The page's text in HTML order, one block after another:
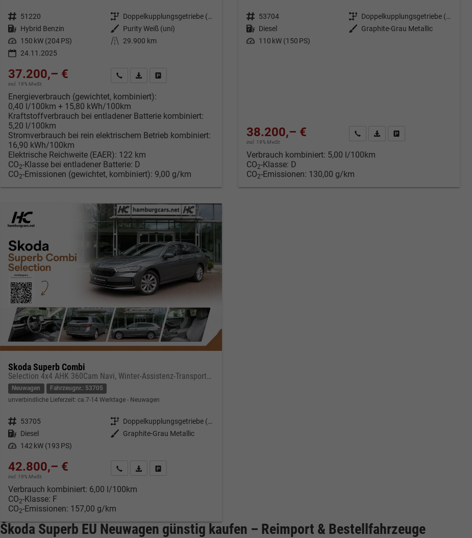
Fahrzeugnr. 51220 Getriebe
Doppelkupplungsgetriebe (DSG)
Kraftstoff Hybrid Benzin Außenfarbe Purity Weiß (uni)
Leistung 150 kW (204 PS) Kilometerstand
29.900 km
24.11.2025
37.200,– €
incl. 19% MwSt.
Kontakt & Angebot anfordern
PDF-Datei, Fahrzeugexposé drucken
Energieverbrauch (gewichtet, kombiniert):
0,40 l/100km + 15,80 kWh/100km
Kraftstoffverbrauch bei entladener Batterie kombiniert:
5,20 l/100km
Stromverbrauch bei rein elektrischem Betrieb kombiniert:
16,90 kWh/100km
Elektrische Reichweite (EAER): 122 km
CO2-Klasse bei entladener Batterie: D
CO2-Emissionen (gewichtet, kombiniert): 9,00 g/km
Fahrzeugnr. 53704 Getriebe
Doppelkupplungsgetriebe (DSG)
Kraftstoff Diesel Außenfarbe Graphite-Grau Metallic
Leistung 110 kW (150 PS)
38.200,– €
incl. 19% MwSt.
Kontakt & Angebot anfordern
PDF-Datei, Fahrzeugexposé
Fahrzeug merken/Expose
Verbrauch kombiniert: 5,00 l/100km
CO2-Klasse: D
CO2-Emissionen: 130,00 g/km
Skoda Superb Combi
Selection 4x4 AHK 360Cam Navi, Winter-Assistenz-Transportpaket
Neuwagen
Fahrzeugnr.: 53705
unverbindliche Lieferzeit: ca.7-14 Werktage Neuwagen
Fahrzeugnr. 53705 Getriebe
Doppelkupplungsgetriebe (DSG)
Kraftstoff Diesel Außenfarbe
Graphite-Grau Metallic
Leistung 142 kW (193 PS)
42.800,– €
incl. 19% MwSt.
Kontakt & Angebot anfordern
PDF-Datei, Fahrzeugexposé drucken
Verbrauch kombiniert: 6,00 l/100km
CO2-Klasse: F
CO2-Emissionen: 157,00 g/km
Škoda Superb EU Neuwagen günstig kaufen – Reimport & Bestellfahrzeuge